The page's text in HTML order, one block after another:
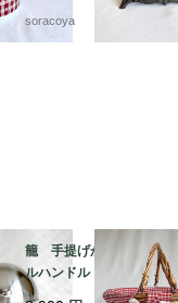
レターラック 12twet6
soracoya
籠 手提げかご ダブ
ルハンドル バスケッ
ト パニエ ピクニッ